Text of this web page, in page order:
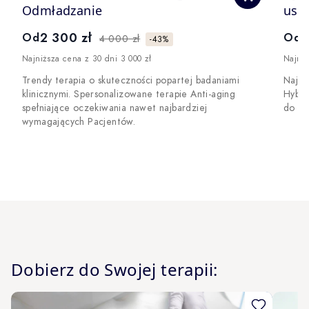
Odmładzanie
Od2 300 zł 4 000 zł
-43%
Najniższa cena z 30 dni 3 000 zł
Trendy terapia o skuteczności popartej badaniami
klinicznymi. Spersonalizowane terapie Anti-aging
spełniające oczekiwania nawet najbardziej
wymagających Pacjentów.
Od
do
Dobierz do Swojej terapii:
Navigating through the elements of the carousel is